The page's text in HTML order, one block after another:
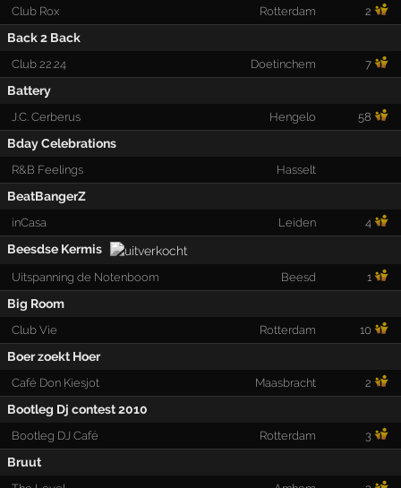
Club Rox Rotterdam 2
Back 2 Back
Club 22.24 Doetinchem 7
Battery
J.C. Cerberus Hengelo 58
Bday Celebrations
R&B Feelings Hasselt
BeatBangerZ
inCasa Leiden 4
Beesdse Kermis
Uitspanning de Notenboom Beesd 1
Big Room
Club Vie Rotterdam 10
Boer zoekt Hoer
Café Don Kiesjot Maasbracht 2
Bootleg Dj contest 2010
Bootleg DJ Café Rotterdam 3
Bruut